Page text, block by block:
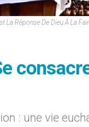
La Réponse De Dieu À La
: une vie